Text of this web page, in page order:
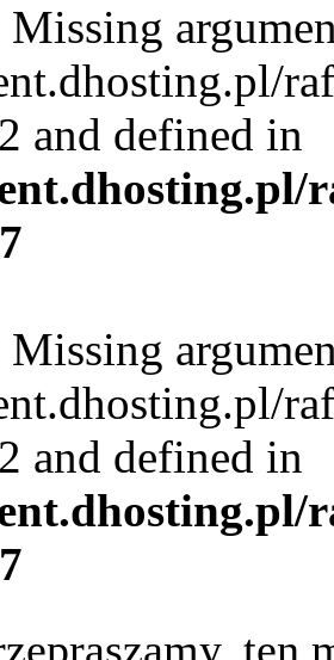
Missing
and defined in
Missing
and defined in